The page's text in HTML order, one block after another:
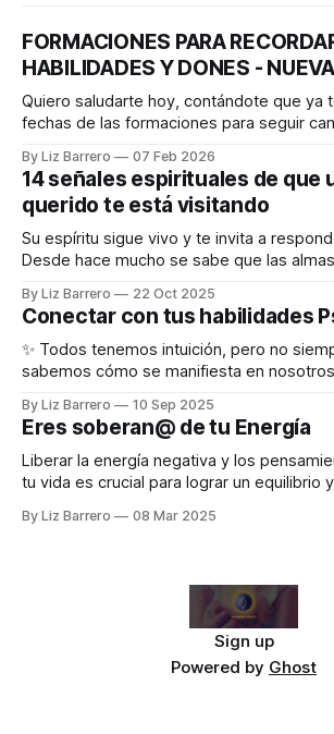
FORMACIONES PARA
HABILIDADES Y DONES -
Quiero saludarte hoy, contándote que ya
fechas de las formaciones para seguir
tu eres de los primeros en leer esto,
By Liz Barrero 07 Feb 2026
14 señales espirituales de que
querido te está visitando
Su espíritu sigue vivo y te invita a
Desde hace mucho se sabe que las
No es necesario poseer habilidades
para reconocer la presencia de un ser
ellos encontrarán la forma
By Liz Barrero 22 Oct 2025
Conectar con tus habilidades
✨ Todos tenemos intuición, pero no
sabemos cómo se manifiesta en
👁️ Clarividencia (ver) 🤍 Clarisentiencia
Clariaudiencia (oír) 💡 Clarcognición (saber) Este test de 10
preguntas te ayudará a descubrir cuál de
psíquicas es más fuerte en ti. Responde
By Liz Barrero 10 Sep 2025
Eres soberan@ de tu Energía
Liberar la energía negativa y los
tu vida es crucial para lograr un equilibrio
también de eliminarla de tu vida. Todo
By Liz Barrero 08 Mar 2025
Sign up
Powered by Ghost